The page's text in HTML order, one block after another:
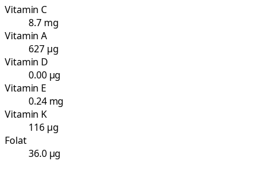
Vitamin C
8.7 mg
Vitamin A
627 µg
Vitamin D
0.00 µg
Vitamin E
0.24 mg
Vitamin K
116 µg
Folat
36.0 µg